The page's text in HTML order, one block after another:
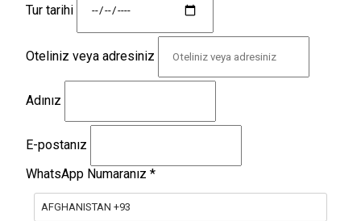
Tur tarihi
Oteliniz veya adresiniz
Adınız
E-postanız
WhatsApp Numaranız *
AFGHANISTAN +93